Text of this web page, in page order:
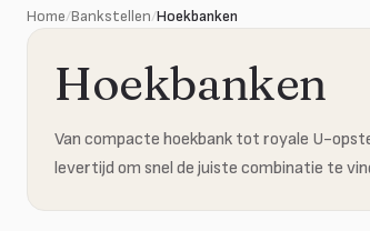
Home/Bankstellen/Hoekbanken
Hoekbanken
Van compacte hoekbank tot royale U-
levertijd om snel de juiste combinatie te